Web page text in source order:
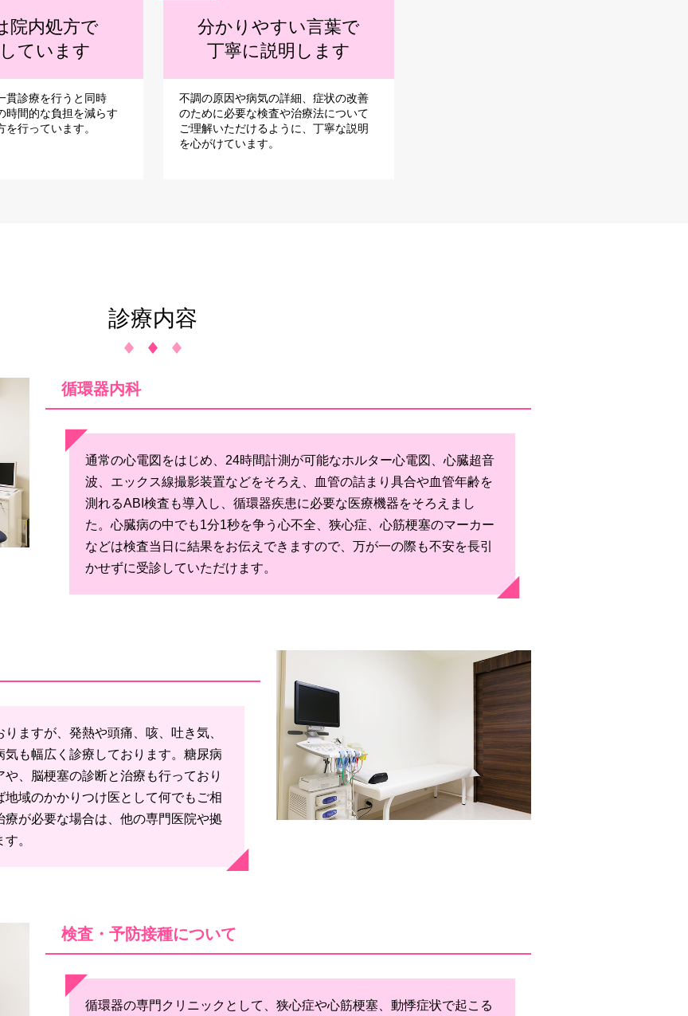
院内処方で
ています
貫診療を行うと同時
時間的な負担を減らす
を行っています。
分かりやすい言葉で
丁寧に説明します
不調の原因や病気の詳細、症状の改善
のために必要な検査や治療法について
ご理解いただけるように、丁寧な説明
を心がけています。
診療内容
循環器内科
通常の心電図をはじめ、24時間計測が可能なホルター心電図、心臓超音
波、エックス線撮影装置などをそろえ、血管の詰まり具合や血管年齢を
測れるABI検査も導入し、循環器疾患に必要な医療機器をそろえまし
た。心臓病の中でも1分1秒を争う心不全、狭心症、心筋梗塞のマーカー
などは検査当日に結果をお伝えできますので、万が一の際も不安を長引
かせずに受診していただけます。
ますが、発熱や頭痛、咳、吐き気、
も幅広く診療しております。糖尿病
、脳梗塞の診断と治療も行っており
域のかかりつけ医として何でもご相
が必要な場合は、他の専門医院や拠
。
検査・予防接種について
循環器の専門クリニックとして、狭心症や心筋梗塞、動悸症状で起こる